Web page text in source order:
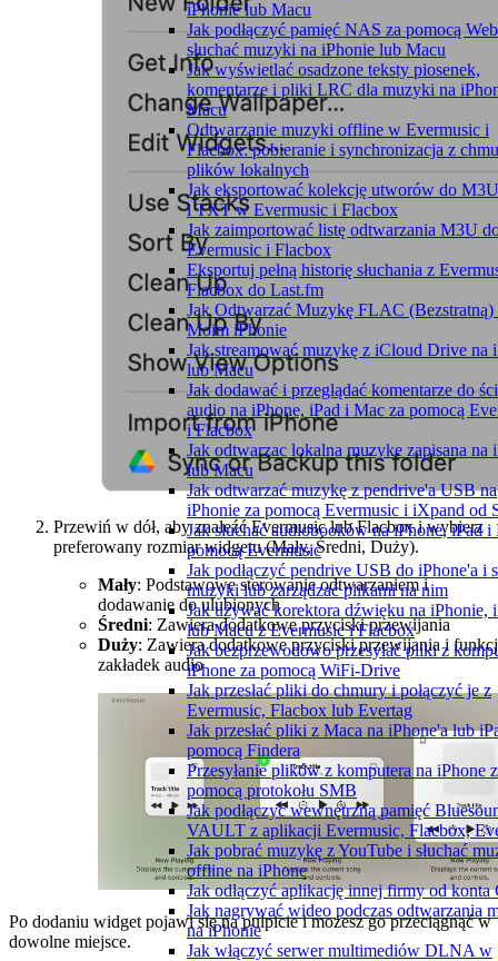
iPhonie lub Macu
Jak podłączyć pamięć NAS za pomocą
słuchać muzyki na iPhonie lub Macu
Jak wyświetlać osadzone teksty piosenek,
komentarze i pliki LRC dla muzyki na
Macu
Odtwarzanie muzyki offline w Evermusic i
Flacbox: pobieranie i synchronizacja z
plików lokalnych
Jak eksportować kolekcję utworów do
i TXT w Evermusic i Flacbox
Jak zaimportować listę odtwarzania M3U
Evermusic i Flacbox
Eksportuj pełną historię słuchania z
Flacbox do Last.fm
Jak Odtwarzać Muzykę FLAC (Bezstratną)
Moim iPhonie
Jak streamować muzykę z iCloud Drive na
lub Macu
Jak dodawać i przeglądać komentarze do
audio na iPhone, iPad i Mac za pomocą
i Flacbox
Jak odtwarzac lokalna muzyke zapisana na
lub Macu
Jak odtwarzać muzykę z pendrive'a USB na
iPhonie za pomocą Evermusic i iXpand od
Jak słuchać audiobooków na iPhone, iPad i
pomocą Evermusic
Jak podłączyć pendrive USB do iPhone'a i
muzyki lub zarządzać plikami na nim
Jak używać korektora dźwięku na iPhonie,
lub Macu z Evermusic i Flacbox
Jak bezprzewodowo przesyłać pliki z
iPhone za pomocą WiFi-Drive
Jak przesłać pliki do chmury i połączyć je z
Evermusic, Flacbox lub Evertag
Jak przesłać pliki z Maca na iPhone'a lub
pomocą Findera
Przesyłanie plików z komputera na iPhone
pomocą protokołu SMB
Jak podłączyć wewnętrzną pamięć
VAULT z aplikacji Evermusic, Flacbox,
Jak pobrać muzykę z YouTube i słuchać
offline na iPhone
Jak odłączyć aplikację innej firmy od konta
Jak nagrywać wideo podczas odtwarzania
na iPhonie
Jak włączyć serwer multimediów DLNA w
Przewiń w dół, aby znaleźć Evermusic lub Flacbox i wybierz
preferowany rozmiar widgetu (Mały, Średni, Duży).
Mały: Podstawowe sterowanie odtwarzaniem i
dodawanie do ulubionych
Średni: Zawiera dodatkowe przyciski przewijania
Duży: Zawiera dodatkowe przyciski przewijania i
zakładek audio
Po dodaniu widget pojawi się na pulpicie i możesz go przeciągnąć w
dowolne miejsce.